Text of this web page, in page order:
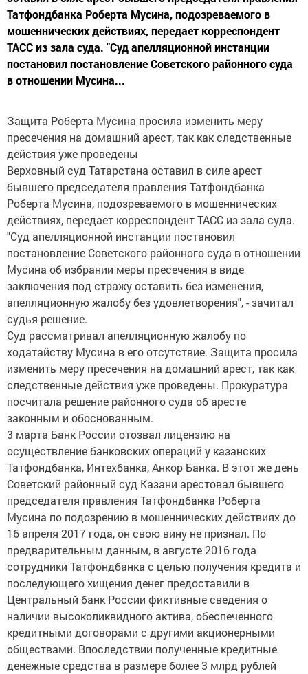
Татфондбанка Роберта Мусина, подозреваемого в
мошеннических действиях, передает корреспондент
ТАСС из зала суда. "Суд апелляционной инстанции
постановил постановление Советского районного суда
в отношении Мусина...
Защита Роберта Мусина просила изменить меру
пресечения на домашний арест, так как следственные
действия уже проведены
Верховный суд Татарстана оставил в силе арест
бывшего председателя правления Татфондбанка
Роберта Мусина, подозреваемого в мошеннических
действиях, передает корреспондент ТАСС из зала суда.
"Суд апелляционной инстанции постановил
постановление Советского районного суда в отношении
Мусина об избрании меры пресечения в виде
заключения под стражу оставить без изменения,
апелляционную жалобу без удовлетворения", - зачитал
судья решение.
Суд рассматривал апелляционную жалобу по
ходатайству Мусина в его отсутствие. Защита просила
изменить меру пресечения на домашний арест, так как
следственные действия уже проведены. Прокуратура
посчитала решение районного суда об аресте
законным и обоснованным.
3 марта Банк России отозвал лицензию на
осуществление банковских операций у казанских
Татфондбанка, Интехбанка, Анкор Банка. В этот же день
Советский районный суд Казани арестовал бывшего
председателя правления Татфондбанка Роберта
Мусина по подозрению в мошеннических действиях до
16 апреля 2017 года, он свою вину не признал. По
предварительным данным, в августе 2016 года
сотрудники Татфондбанка с целью получения кредита и
последующего хищения денег предоставили в
Центральный банк России фиктивные сведения о
наличии высоколиквидного актива, обеспеченного
кредитными договорами с другими акционерными
обществами. Впоследствии полученные кредитные
денежные средства в размере более 3 млрд рублей